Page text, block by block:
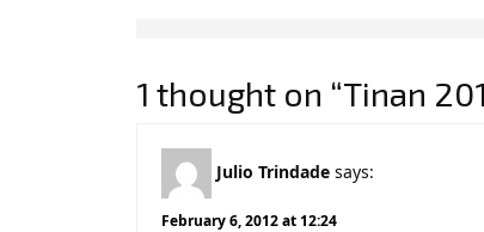
1 thought on “Tinan
Julio Trindade says:
February 6, 2012 at 12:24